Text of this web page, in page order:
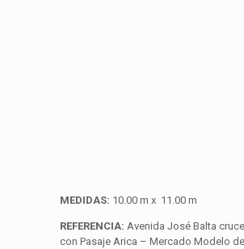
MEDIDAS: 10.00 m x 11.00 m
REFERENCIA: Avenida José Balta cruce
con Pasaje Arica – Mercado Modelo de